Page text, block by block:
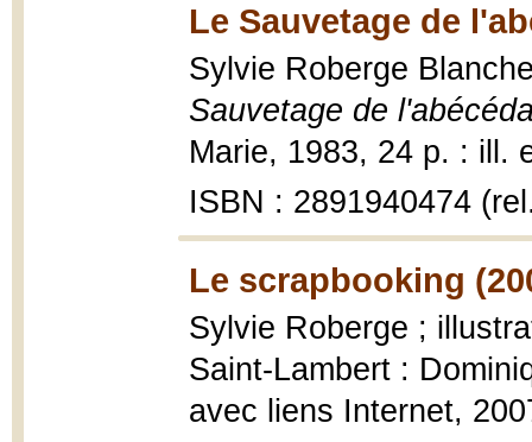
Le Sauvetage de
Sylvie Roberge
Sauvetage de
Marie, 1983, 24 p. : ill.
ISBN : 2891940474
Le scrapbooking
Sylvie Roberge ;
Saint-Lambert :
avec liens Internet,